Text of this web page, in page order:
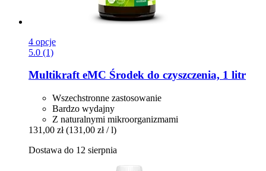
4 opcje
5.0 (1)
MultikrafteMC Środek do czyszczenia, 1 litr
Wszechstronne zastosowanie
Bardzo wydajny
Z naturalnymi mikroorganizmami
131,00 zł (131,00 zł / l)
Dostawa do 12 sierpnia